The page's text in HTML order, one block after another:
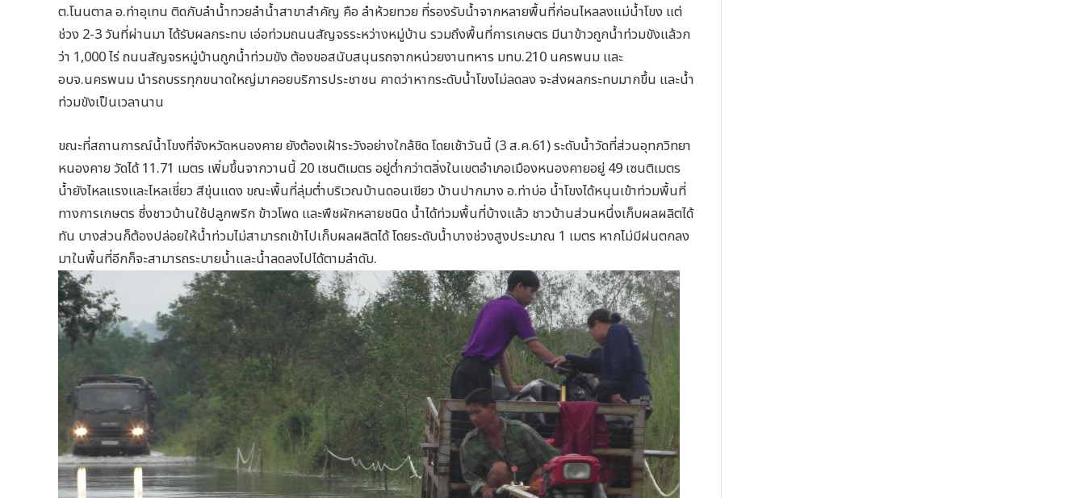
ต.โนนตาล อ.ท่าอุเทน ติดกับลำน้ำทวยลำน้ำสาขาสำคัญ คือ ลำห้วยทวย ที่รองรับน้ำจากหลายพื้นที่ก่อนไหลลงแม่น้ำโขง แต่
ช่วง 2-3 วันที่ผ่านมา ได้รับผลกระทบ เอ่อท่วมถนนสัญจรระหว่างหมู่บ้าน รวมถึงพื้นที่การเกษตร มีนาข้าวถูกน้ำท่วมขังแล้วก
ว่า 1,000 ไร่ ถนนสัญจรหมู่บ้านถูกน้ำท่วมขัง ต้องขอสนับสนุนรถจากหน่วยงานทหาร มทบ.210 นครพนม และ
อบจ.นครพนม นำรถบรรทุกขนาดใหญ่มาคอยบริการประชาชน คาดว่าหากระดับน้ำโขงไม่ลดลง จะส่งผลกระทบมากขึ้น และน้ำ
ท่วมขังเป็นเวลานาน
ขณะที่สถานการณ์น้ำโขงที่จังหวัดหนองคาย ยังต้องเฝ้าระวังอย่างใกล้ชิด โดยเช้าวันนี้ (3 ส.ค.61) ระดับน้ำวัดที่ส่วนอุทกวิทยา
หนองคาย วัดได้ 11.71 เมตร เพิ่มขึ้นจากวานนี้ 20 เซนติเมตร อยู่ต่ำกว่าตลิ่งในเขตอำเภอเมืองหนองคายอยู่ 49 เซนติเมตร
น้ำยังไหลแรงและไหลเชี่ยว สีขุ่นแดง ขณะพื้นที่ลุ่มต่ำบริเวณบ้านดอนเขียว บ้านปากมาง อ.ท่าบ่อ น้ำโขงได้หนุนเข้าท่วมพื้นที่
ทางการเกษตร ซึ่งชาวบ้านใช้ปลูกพริก ข้าวโพด และพืชผักหลายชนิด น้ำได้ท่วมพื้นที่บ้างแล้ว ชาวบ้านส่วนหนึ่งเก็บผลผลิตได้
ทัน บางส่วนก็ต้องปล่อยให้น้ำท่วมไม่สามารถเข้าไปเก็บผลผลิตได้ โดยระดับน้ำบางช่วงสูงประมาณ 1 เมตร หากไม่มีฝนตกลง
มาในพื้นที่อีกก็จะสามารถระบายน้ำและน้ำลดลงไปได้ตามลำดับ.